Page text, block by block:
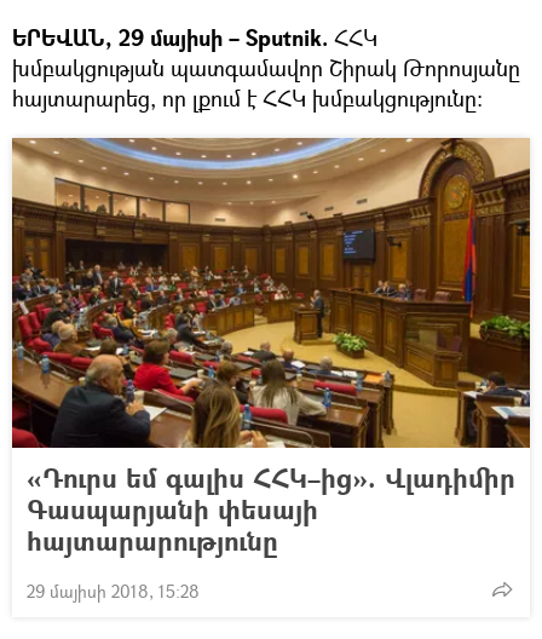
ԵՐԵՎԱՆ, 29 մայիսի – Sputnik. ՀՀԿ
խմբակցության պատգամավոր Շիրակ Թորոսյանը
հայտարարեց, որ լքում է ՀՀԿ խմբակցությունը:
«Դուրս եմ գալիս ՀՀԿ–ից». Վլադիմիր
Գասպարյանի փեսայի
հայտարարությունը
29 մայիսի 2018, 15:28